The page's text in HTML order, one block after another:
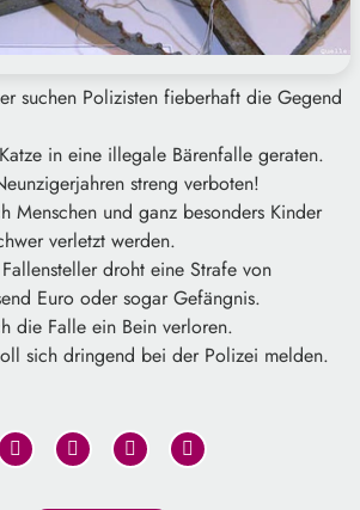
suchen Polizisten fieberhaft die Gegend
in eine illegale Bärenfalle geraten.
streng verboten!
Menschen und ganz besonders Kinder
verletzt werden.
droht eine Strafe von
Euro oder sogar Gefängnis.
die Falle ein Bein verloren.
sich dringend bei der Polizei melden.